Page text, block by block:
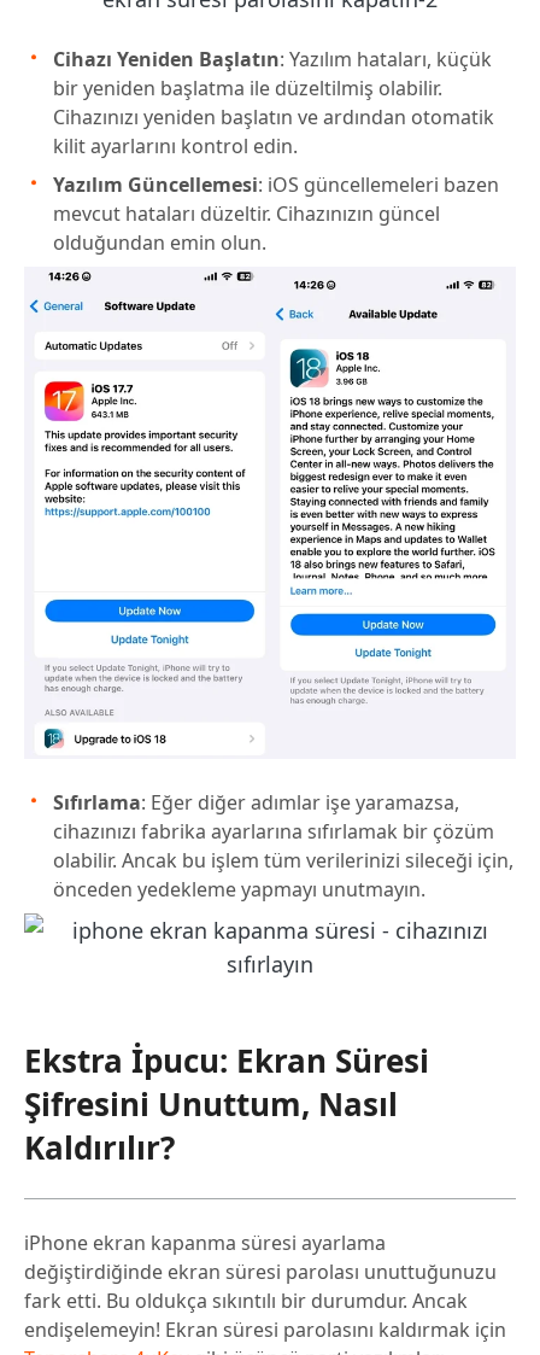
Cihazı Yeniden Başlatın: Yazılım hataları, küçük
bir yeniden başlatma ile düzeltilmiş olabilir.
Cihazınızı yeniden başlatın ve ardından otomatik
kilit ayarlarını kontrol edin.
Yazılım Güncellemesi: iOS güncellemeleri bazen
mevcut hataları düzeltir. Cihazınızın güncel
olduğundan emin olun.
Sıfırlama: Eğer diğer adımlar işe yaramazsa,
cihazınızı fabrika ayarlarına sıfırlamak bir çözüm
olabilir. Ancak bu işlem tüm verilerinizi sileceği için,
önceden yedekleme yapmayı unutmayın.
Ekstra İpucu: Ekran Süresi
Şifresini Unuttum, Nasıl
Kaldırılır?
iPhone ekran kapanma süresi ayarlama
değiştirdiğinde ekran süresi parolası unuttuğunuzu
fark etti. Bu oldukça sıkıntılı bir durumdur. Ancak
endişelemeyin! Ekran süresi parolasını kaldırmak için